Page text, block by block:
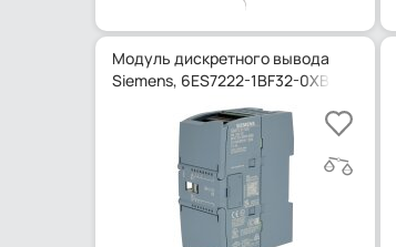
Модуль дискретного вывода
Siemens, 6ES7222-1BF32-0XB0